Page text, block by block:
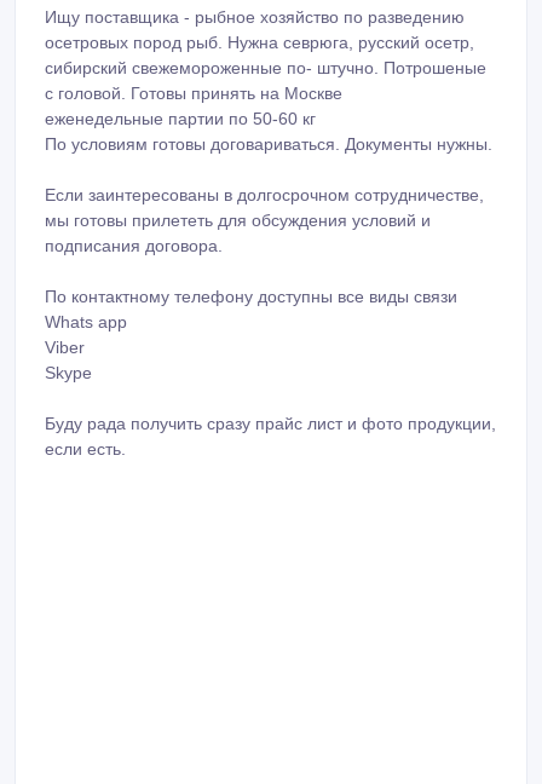
Ищу поставщика - рыбное хозяйство по разведению
осетровых пород рыб. Нужна севрюга, русский осетр,
сибирский свежемороженные по- штучно. Потрошеные
с головой. Готовы принять на Москве
еженедельные партии по 50-60 кг
По условиям готовы договариваться. Документы нужны.
Если заинтересованы в долгосрочном сотрудничестве,
мы готовы прилететь для обсуждения условий и
подписания договора.
По контактному телефону доступны все виды связи
Whats app
Viber
Skype
Буду рада получить сразу прайс лист и фото продукции,
если есть.